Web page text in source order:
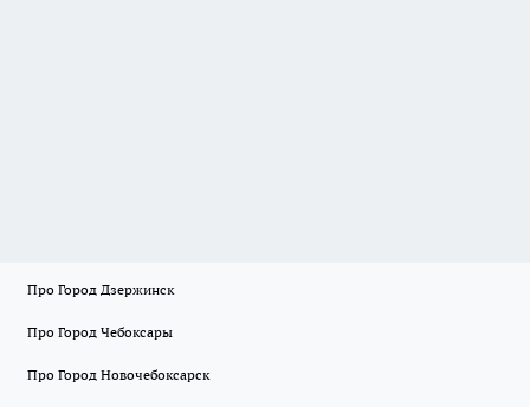
Про Город Дзержинск
Про Город Чебоксары
Про Город Новочебоксарск